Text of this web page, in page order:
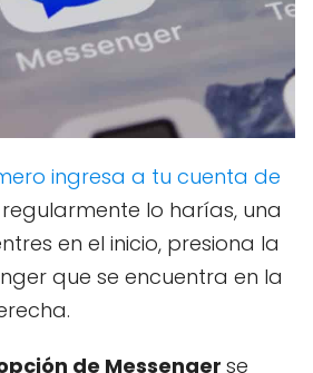
ingresa a tu cuenta de
lo harías, una
en el inicio, presiona la
que se encuentra en la
de Messenger se